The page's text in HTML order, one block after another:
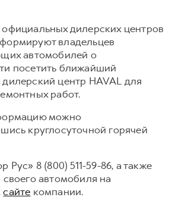
дилерских центров
владельцев
автомобилей о
посетить ближайший
центр HAVAL для
работ.
можно
круглосуточной горячей
Рус» 8 (800) 511-59-86, а также
автомобиля на
сайте компании.